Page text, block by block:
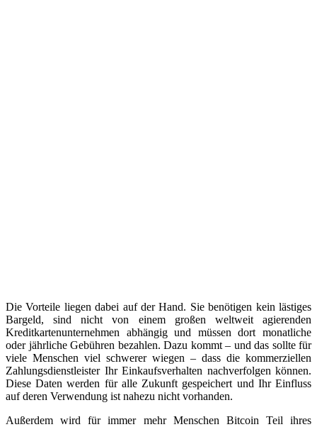
Die Vorteile liegen dabei auf der Hand. Sie benötigen kein lästiges
Bargeld, sind nicht von einem großen weltweit agierenden
Kreditkartenunternehmen abhängig und müssen dort monatliche
oder jährliche Gebühren bezahlen. Dazu kommt – und das sollte für
viele Menschen viel schwerer wiegen – dass die kommerziellen
Zahlungsdienstleister Ihr Einkaufsverhalten nachverfolgen können.
Diese Daten werden für alle Zukunft gespeichert und Ihr Einfluss
auf deren Verwendung ist nahezu nicht vorhanden.
Außerdem wird für immer mehr Menschen Bitcoin Teil ihres